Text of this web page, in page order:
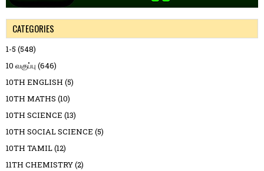
CATEGORIES
1-5 (548)
10 வகுப்பு (646)
10TH ENGLISH (5)
10TH MATHS (10)
10TH SCIENCE (13)
10TH SOCIAL SCIENCE (5)
10TH TAMIL(12)
11TH CHEMISTRY(2)